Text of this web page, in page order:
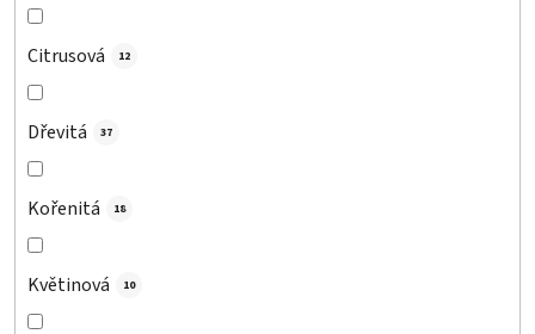
Citrusová 12
Dřevitá 37
Kořenitá 18
Květinová 10